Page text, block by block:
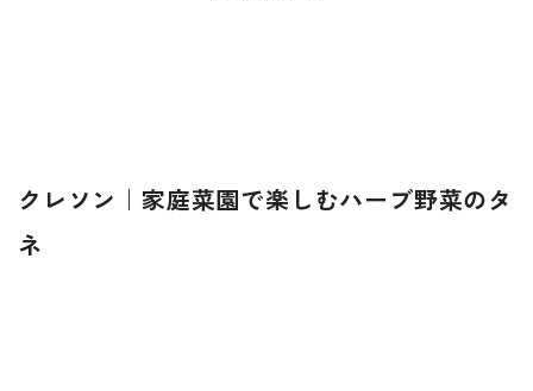
クレソン｜家庭菜園で楽しむハーブ野菜のタ
ネ